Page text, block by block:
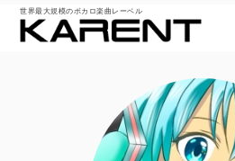
世界最大規模のボカロ楽曲レーベル